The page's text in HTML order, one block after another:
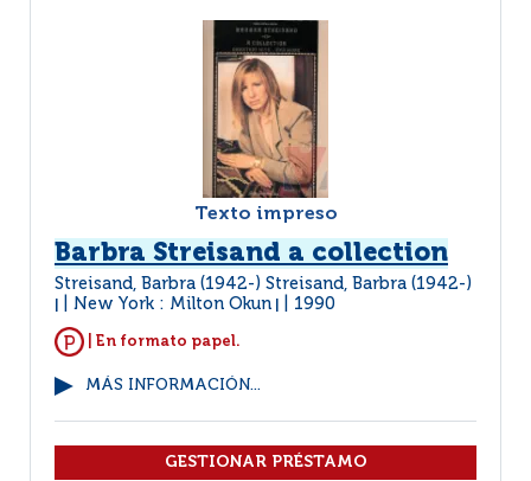
Texto impreso
Barbra Streisand a collection
Streisand, Barbra (1942-) Streisand, Barbra (1942-)
New York : Milton Okun 1990
| En formato papel.
MÁS INFORMACIÓN...